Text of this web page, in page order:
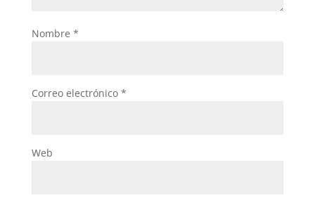
Nombre *
Correo electrónico *
Web